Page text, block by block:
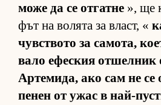
може да се от­гатне », ще
фът на во­лята за власт, «
чув­с­т­вото за са­мо­та,
вало ефес­кия от­шел­ник
Ар­те­ми­да, ако сам не
пе­нен от ужас в най-